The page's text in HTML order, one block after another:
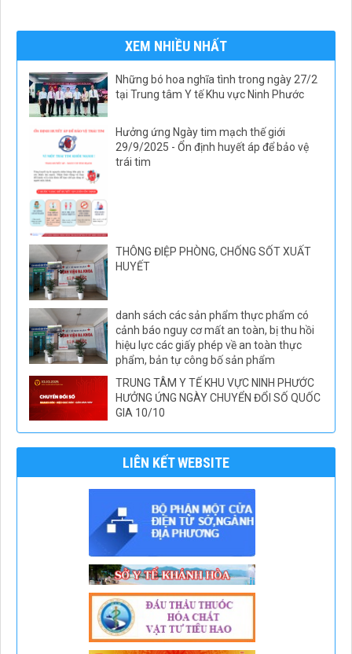
XEM NHIỀU NHẤT
Những bó hoa nghĩa tình trong ngày 27/2
tại Trung tâm Y tế Khu vực Ninh Phước
Hưởng ứng Ngày tim mạch thế giới
29/9/2025 - Ổn định huyết áp để bảo vệ
trái tim
THÔNG ĐIỆP PHÒNG, CHỐNG SỐT XUẤT
HUYẾT
danh sách các sản phẩm thực phẩm có
cảnh báo nguy cơ mất an toàn, bị thu hồi
hiệu lực các giấy phép về an toàn thực
phẩm, bản tự công bố sản phẩm
TRUNG TÂM Y TẾ KHU VỰC NINH PHƯỚC
HƯỞNG ỨNG NGÀY CHUYỂN ĐỔI SỐ QUỐC
GIA 10/10
LIÊN KẾT WEBSITE